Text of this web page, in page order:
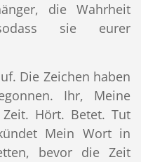
die Wahrheit
sie eurer
Die Zeichen haben
Ihr, Meine
Hört. Betet. Tut
Mein Wort in
bevor die Zeit